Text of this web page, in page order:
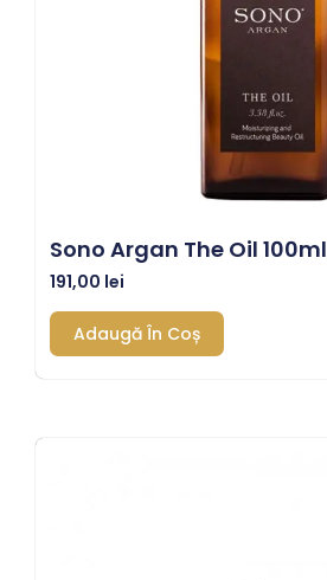
Sono Argan The Oil 100ml
191,00 lei
Adaugă În Coș